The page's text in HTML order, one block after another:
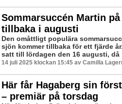
Sommarsuccén Martin
tillbaka i augusti
Den omåttligt populära
sjön kommer tillbaka för ett fjärde
satt till lördagen den 16 augusti, då
14 juli 2025 klockan 15:45 av Camilla
Här får Hagaberg sin
– premiär på torsdag